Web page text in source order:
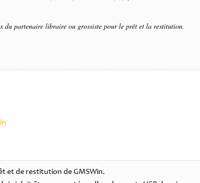
du partenaire libraire ou grossiste pour le prêt et la restitution.
et de restitution de GMSWin.